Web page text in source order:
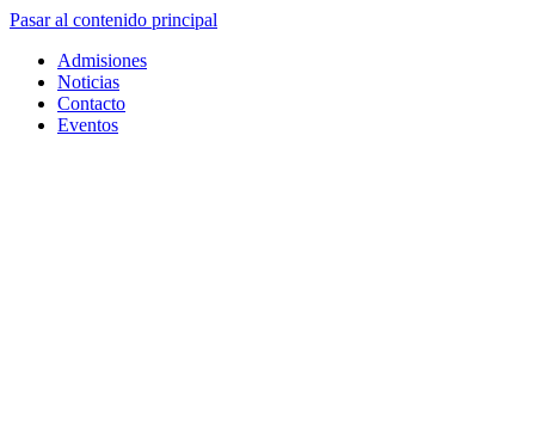
Pasar al contenido principal
Admisiones
Noticias
Contacto
Eventos